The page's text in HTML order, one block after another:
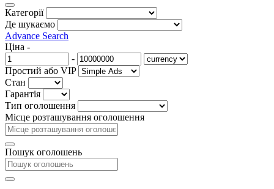
Категорії
Де шукаємо
Advance Search
Ціна -
-
Простий або VIP
Стан
Гарантія
Тип оголошення
Місце розташування оголошення
Пошук оголошень